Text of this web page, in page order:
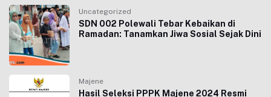
Uncategorized
SDN 002 Polewali Tebar Kebaikan di
Ramadan: Tanamkan Jiwa Sosial Sejak Dini
Majene
Hasil Seleksi PPPK Majene 2024 Resmi